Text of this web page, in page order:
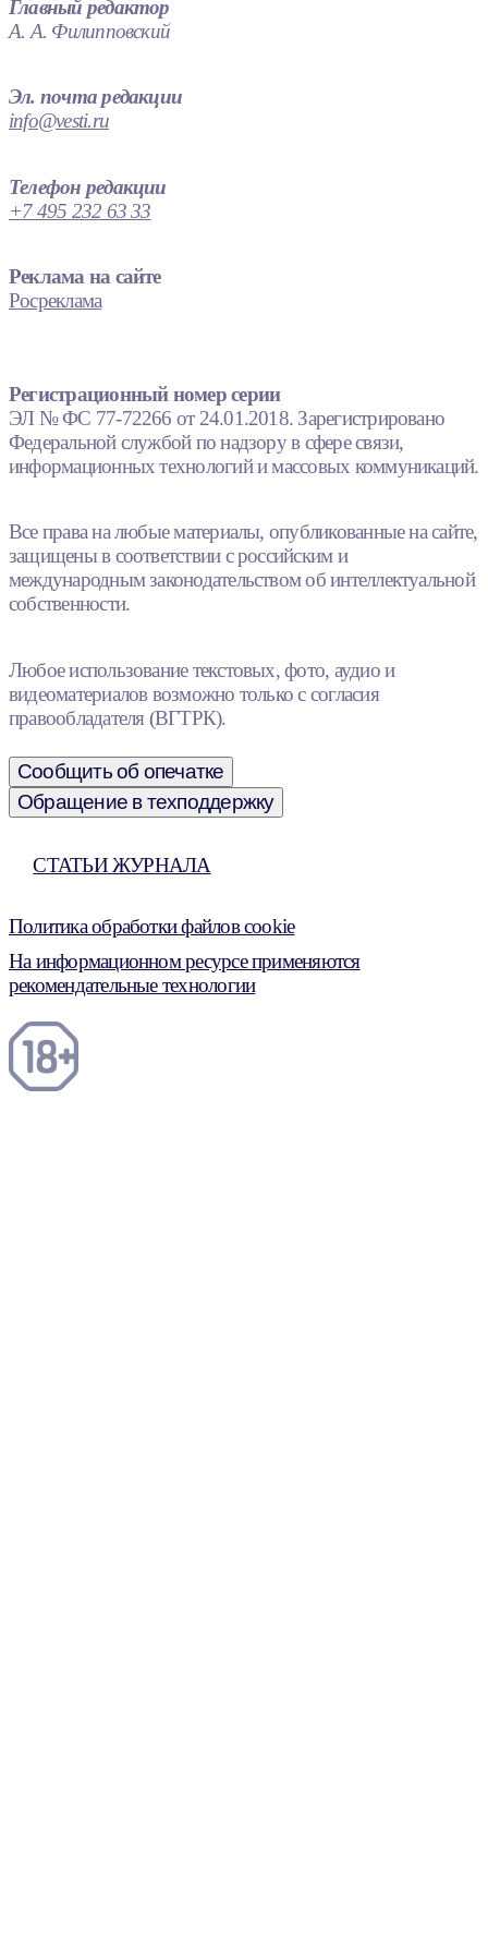
Главный редактор
А. А. Филипповский
Эл. почта редакции
info@vesti.ru
Телефон редакции
+7 495 232 63 33
Реклама на сайте
Росреклама
Регистрационный номер серии
ЭЛ № ФС 77-72266 от 24.01.2018. Зарегистрировано
Федеральной службой по надзору в сфере связи,
информационных технологий и массовых коммуникаций.
Все права на любые материалы, опубликованные на сайте,
защищены в соответствии с российским и
международным законодательством об интеллектуальной
собственности.
Любое использование текстовых, фото, аудио и
видеоматериалов возможно только с согласия
правообладателя (ВГТРК).
Сообщить об опечатке
Обращение в техподдержку
СТАТЬИ ЖУРНАЛА
Политика обработки файлов cookie
На информационном ресурсе применяются
рекомендательные технологии